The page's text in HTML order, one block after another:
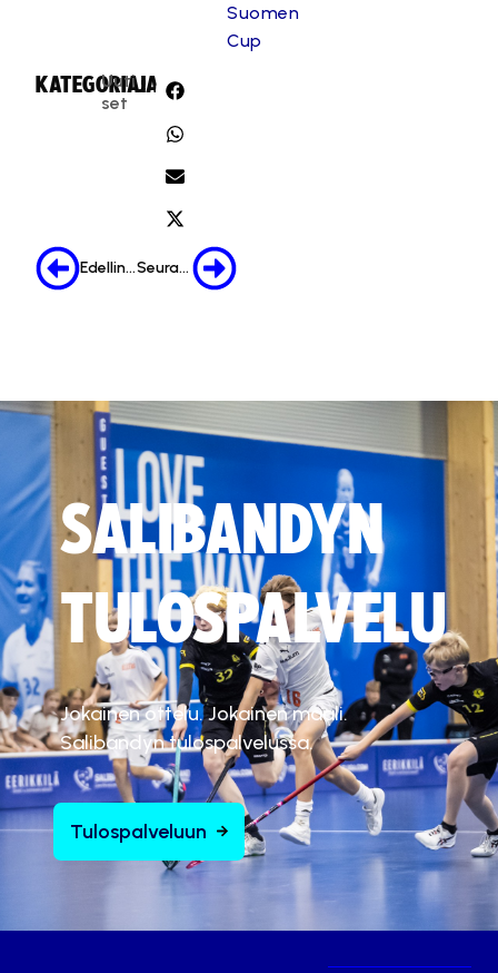
Suomen
Cup
KATEGORIA:
Uuti
set
JAA:
Edellinen Seuraava
SALIBANDYN
TULOSPALVELU
Jokainen ottelu. Jokainen maali.
Salibandyn tulospalvelussa.
Tulospalveluun